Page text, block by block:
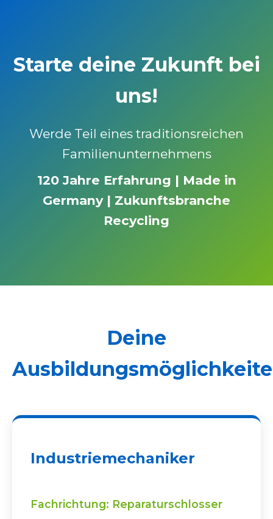
Starte deine Zukunft bei
uns!
Werde Teil eines traditionsreichen
Familienunternehmens
120 Jahre Erfahrung | Made in
Germany | Zukunftsbranche
Recycling
Deine
Industriemechaniker
Fachrichtung: Reparaturschlosser